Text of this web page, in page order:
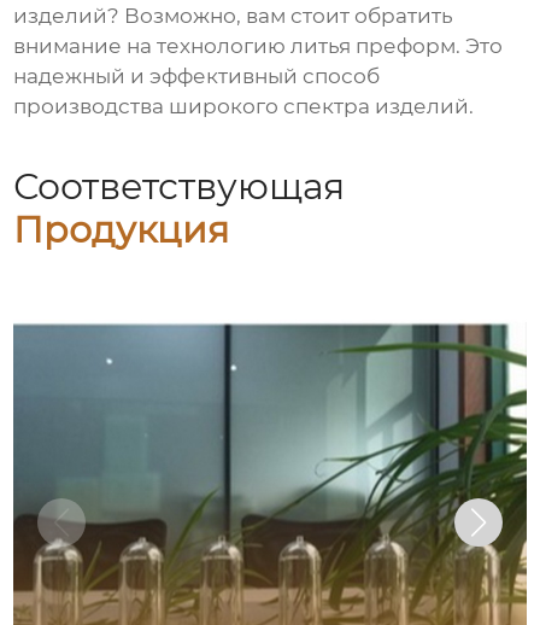
изделий? Возможно, вам стоит обратить
внимание на технологиюлитья преформ. Это
надежный и эффективный способ
производства широкого спектра изделий.
Соответствующая
Продукция